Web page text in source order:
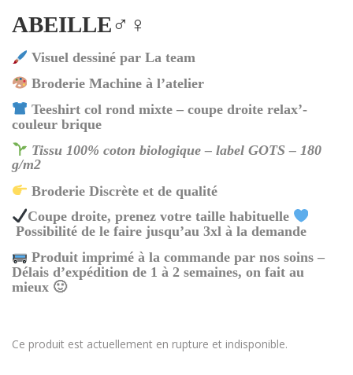
ABEILLE♂️♀️
Visuel dessiné par La team
Broderie Machine à l’atelier
Teeshirt col rond mixte – coupe droite relax’-
couleur brique
Tissu 100% coton biologique – label GOTS – 180
g/m2
Broderie Discrète et de qualité
Coupe droite, prenez votre taille habituelle
Possibilité de le faire jusqu’au 3xl à la demande
Produit imprimé à la commande par nos soins –
Délais d’expédition de 1 à 2 semaines, on fait au
mieux 🙂
Ce produit est actuellement en rupture et indisponible.